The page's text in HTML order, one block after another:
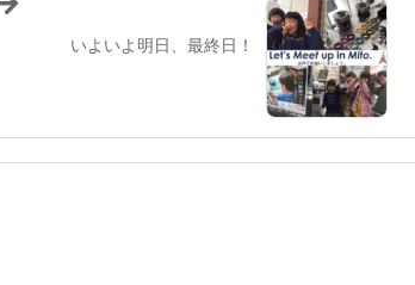
いよいよ明日、最終日！